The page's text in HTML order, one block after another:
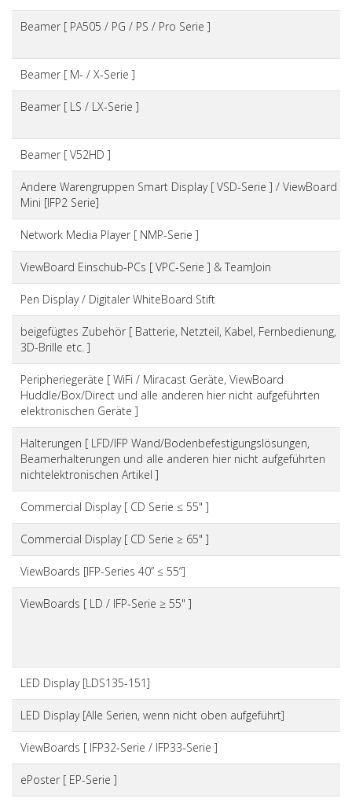
Beamer [ PA505 / PG / PS / Pro Serie ]
Beamer [ M- / X-Serie ]
Beamer [ LS / LX-Serie ]
Beamer [ V52HD ]
Andere Warengruppen Smart Display [ VSD-Serie ] / ViewBoard
Mini [IFP2 Serie]
Network Media Player [ NMP-Serie ]
ViewBoard Einschub-PCs [ VPC-Serie ] & TeamJoin
Pen Display / Digitaler WhiteBoard Stift
beigefügtes Zubehör [ Batterie, Netzteil, Kabel, Fernbedienung,
3D-Brille etc. ]
Peripheriegeräte [ WiFi / Miracast Geräte, ViewBoard
Huddle/Box/Direct und alle anderen hier nicht aufgeführten
elektronischen Geräte ]
Halterungen [ LFD/IFP Wand/Bodenbefestigungslösungen,
Beamerhalterungen und alle anderen hier nicht aufgeführten
nichtelektronischen Artikel ]
Commercial Display [ CD Serie ≤ 55" ]
Commercial Display [ CD Serie ≥ 65" ]
ViewBoards [IFP-Series 40” ≤ 55“]
ViewBoards [ LD / IFP-Serie ≥ 55" ]
LED Display [LDS135-151]
LED Display [Alle Serien, wenn nicht oben aufgeführt]
ViewBoards [ IFP32-Serie / IFP33-Serie ]
ePoster [ EP-Serie ]